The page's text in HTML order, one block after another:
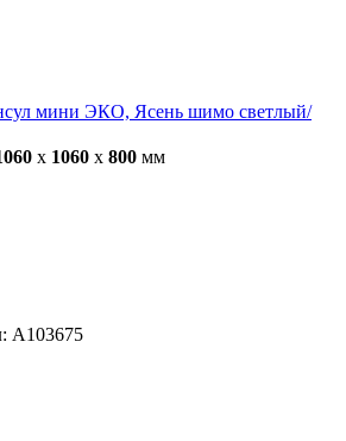
мини ЭКО, Ясень шимо светлый/
x 1060 x 800 мм
А103675